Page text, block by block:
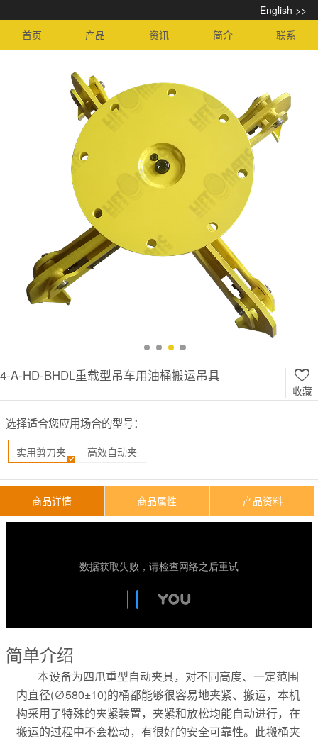
English >>
首页
产品 资讯 简介 联系
4-A-HD-BHDL重载型吊车用油桶搬运吊具
收藏
选择适合您应用场合的型号：
实用剪刀夹 高效自动夹
商品详情 商品属性 产品资料
简单介绍
本设备为四爪重型自动夹具，对不同高度、一定范围
内直径(∅580±10)的桶都能够很容易地夹紧、搬运，本机
构采用了特殊的夹紧装置，夹紧和放松均能自动进行，在
搬运的过程中不会松动，有很好的安全可靠性。此搬桶夹